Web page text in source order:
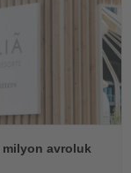
avroluk